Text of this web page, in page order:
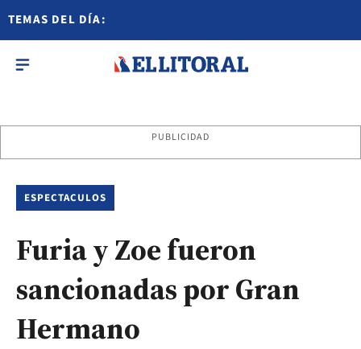
TEMAS DEL DÍA:
PUBLICIDAD
ESPECTACULOS
Furia y Zoe fueron
sancionadas por Gran
Hermano